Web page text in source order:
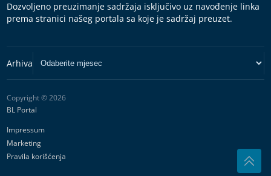
Dozvoljeno preuzimanje sadržaja isključivo uz navođenje linka
prema stranici našeg portala sa koje je sadržaj preuzet.
Copyright © 2026
BL Portal
Impressum
Marketing
Pravila korišćenja